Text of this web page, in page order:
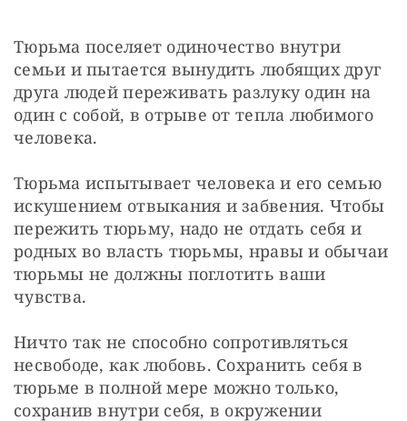
Тюрьма поселяет одиночество внутри
семьи и пытается вынудить любящих друг
друга людей переживать разлуку один на
один с собой, в отрыве от тепла любимого
человека.
Тюрьма испытывает человека и его семью
искушением отвыкания и забвения. Чтобы
пережить тюрьму, надо не отдать себя и
родных во власть тюрьмы, нравы и обычаи
тюрьмы не должны поглотить ваши
чувства.
Ничто так не способно сопротивляться
несвободе, как любовь. Сохранить себя в
тюрьме в полной мере можно только,
сохранив внутри себя, в окружении